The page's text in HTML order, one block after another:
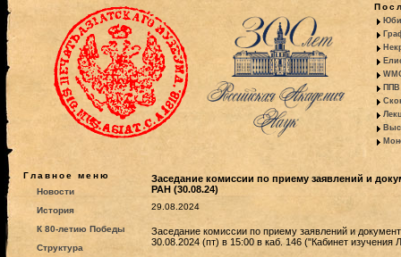
ППВ
Главное меню
Новости
История
К 80-летию Победы
Структура
Заседание комиссии по приему заявлений и
РАН (30.08.24)
29.08.2024
Заседание комиссии по приему заявлений и
30.08.2024 (пт) в 15:00 в каб. 146 ("Кабинет изучения